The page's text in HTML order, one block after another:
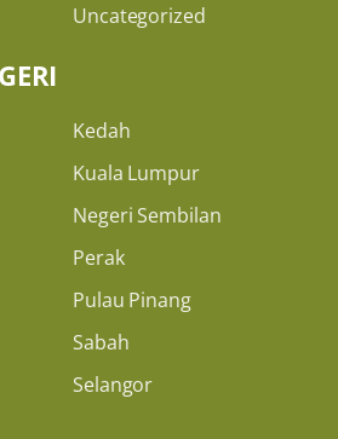
Uncategorized
Kedah
Kuala Lumpur
Negeri Sembilan
Perak
Pulau Pinang
Sabah
Selangor